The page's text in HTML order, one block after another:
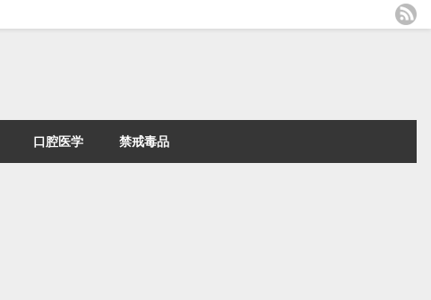
口腔医学 禁戒毒品